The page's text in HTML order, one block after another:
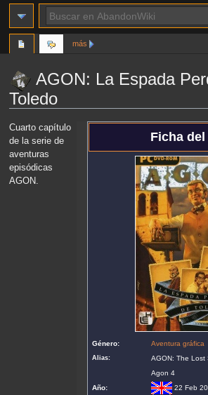
AGON: La Espada
Toledo
Ir
a
la
navegación
Ir
a
la
búsqueda
Ficha
Género: Aventura gráfica
Alias:
AGON: The Lost
Agon 4
Año:
22 Feb
Cuarto capítulo
de la serie de
aventuras
episódicas
AGON.
más